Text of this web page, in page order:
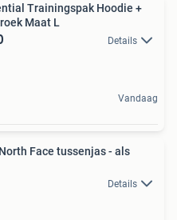
Trainingspak Hoodie +
Maat L
Details
Vandaag
Face tussenjas - als
Details